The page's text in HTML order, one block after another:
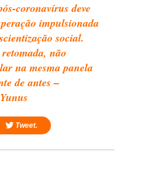
coronavírus deve
impulsionada
social.
não
na mesma panela
de antes –
Tweet.